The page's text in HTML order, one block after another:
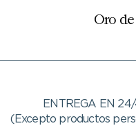
Oro
ENTREGA EN
(Excepto productos